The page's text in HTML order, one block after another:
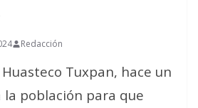
Redacción
Tuxpan, hace un
población para que